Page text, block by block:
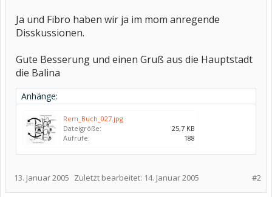
Ja und Fibro haben wir ja im mom anregende
Disskussionen.
Gute Besserung und einen Gruß aus die Hauptstadt
die Balina
Anhänge:
Rem_Buch_027.jpg
Dateigröße:
25,7 KB
Aufrufe:
188
#2
13. Januar 2005 Zuletzt bearbeitet: 14. Januar 2005